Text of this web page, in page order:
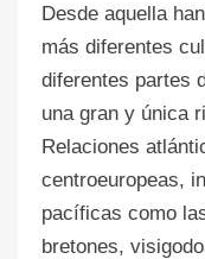
Desde aquella
más diferentes
diferentes partes
una gran y única
Relaciones
centroeuropeas,
pacíficas como
bretones,